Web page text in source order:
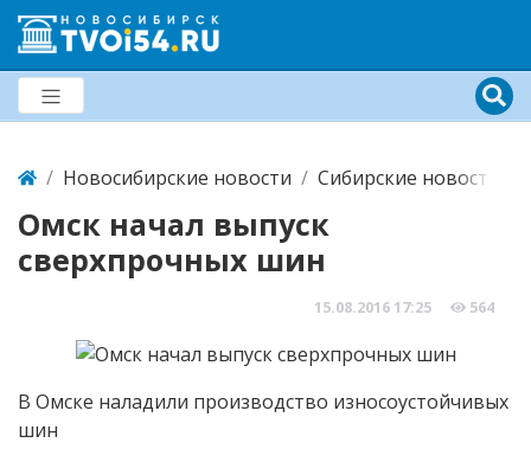
Новосибирские новости Сибирские новости
Омск начал выпуск
сверхпрочных шин
15.08.2016 17:25 564
В Омске наладили производство износоустойчивых
шин